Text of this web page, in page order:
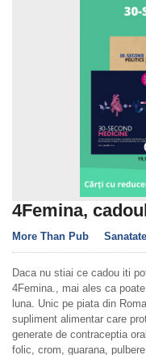
4Femina,
More Than Pub Sanatate
Daca nu stiai ce cadou iti
4Femina., mai ales ca
luna. Unic pe piata din
supliment alimentar care
generate de contraceptia
folic, crom, guarana,